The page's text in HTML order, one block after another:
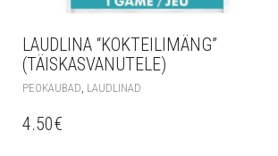
LAUDLINA “KOKTEILIMÄNG”
(TÄISKASVANUTELE)
PEOKAUBAD, LAUDLINAD
4.50€